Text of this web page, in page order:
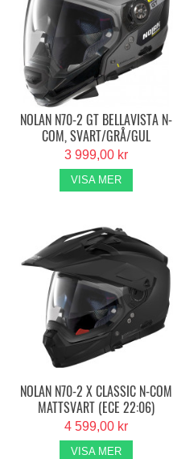
NOLAN N70-2 GT BELLAVISTA N-
COM, SVART/GRÅ/GUL
3 999,00 kr
VISA MER
NOLAN N70-2 X CLASSIC N-COM
MATTSVART (ECE 22:06)
4 599,00 kr
VISA MER